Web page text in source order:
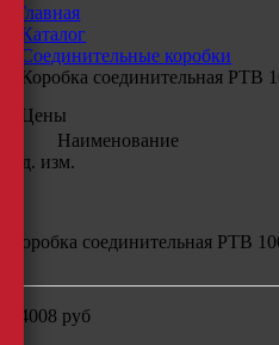
Главная
Каталог
Соединительные коробки
Коробка соединительная РТВ
Цены
Наименование
Ед. изм.
Коробка соединительная РТВ
34008 руб